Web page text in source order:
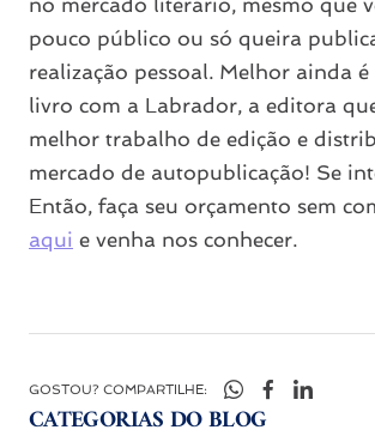
no mercado literário, mesmo que
pouco público ou só queira
realização pessoal. Melhor ainda
livro com a Labrador, a editora
melhor trabalho de edição e
mercado de autopublicação! Se
Então, faça seu orçamento sem
aqui e venha nos conhecer.
GOSTOU? COMPARTILHE:
CATEGORIAS DO BLOG